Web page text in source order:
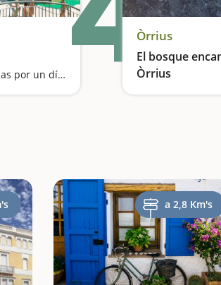
Atracciones acuáticas por un día caluroso
Òrrius
El bosque
Òrrius
a 2,8 Km's